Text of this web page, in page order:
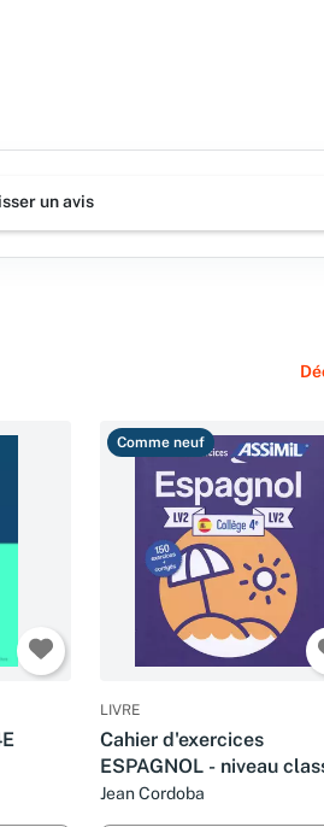
un avis
Comme neuf
LIVRE
Cahier d'exercices
ESPAGNOL - niveau
de 4e - LV2
Jean Cordoba